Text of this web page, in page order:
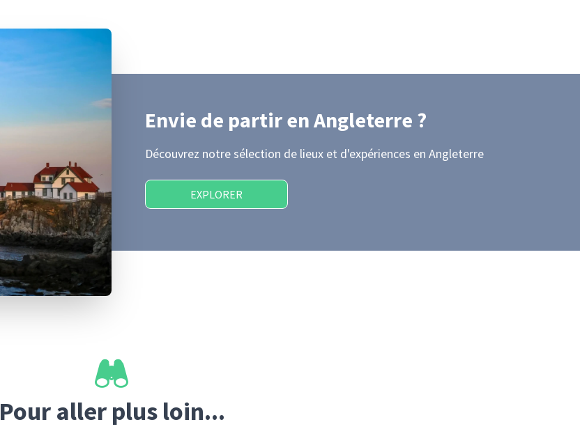
Envie de partiren Angleterre ?
Découvrez notre sélection de lieux et d'expériences en Angleterre
EXPLORER
Pour aller plus loin...